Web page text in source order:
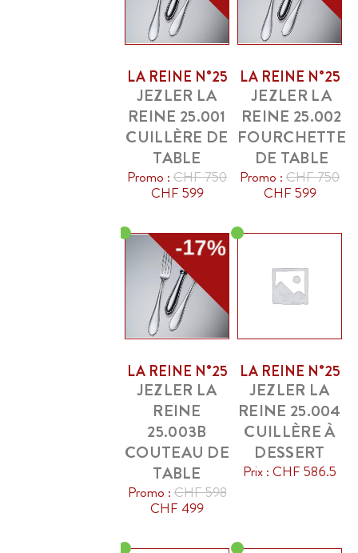
LA REINE N°25
JEZLER LA
REINE 25.001
CUILLÈRE DE
TABLE
Promo : CHF 750
CHF 599
LA REINE N°25
JEZLER LA
REINE 25.002
FOURCHETTE
DE TABLE
Promo : CHF 750
CHF 599
-17%
LA REINE N°25
JEZLER LA
REINE
25.003B
COUTEAU DE
TABLE
Promo :CHF 598
CHF 499
LA REINE N°25
JEZLER LA
REINE 25.004
CUILLÈRE À
DESSERT
Prix : CHF 586.5